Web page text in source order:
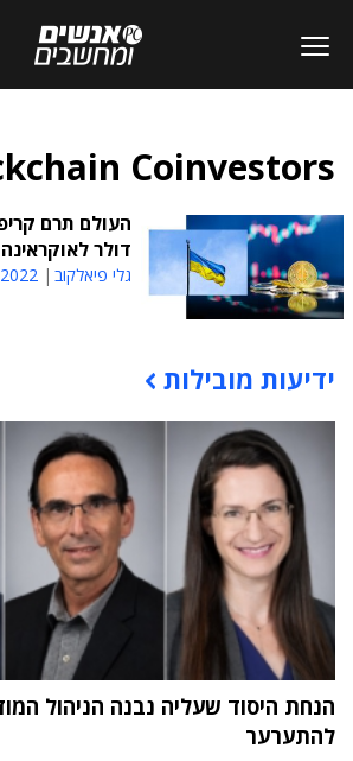
Coinvestors
דולר לאוקראינה
גלי פיאלקוב 14:32
תוכן פרסומי
ידיעות מובילות
הנחת היסוד שעליה נבנה הניהול
להתערער